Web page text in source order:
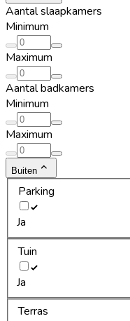
Aantal slaapkamers
Minimum
Maximum
Aantal badkamers
Minimum
Maximum
Buiten
Parking
Ja
Tuin
Ja
Terras